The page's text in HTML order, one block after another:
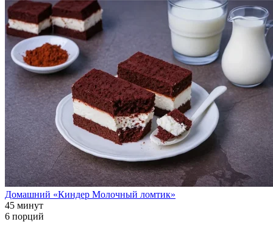
Домашний «Киндер Молочный ломтик»
45 минут
6 порций